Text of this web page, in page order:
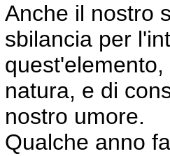
Anche il nostro
sbilancia per
natura, e di
nostro umore.
Qualche anno